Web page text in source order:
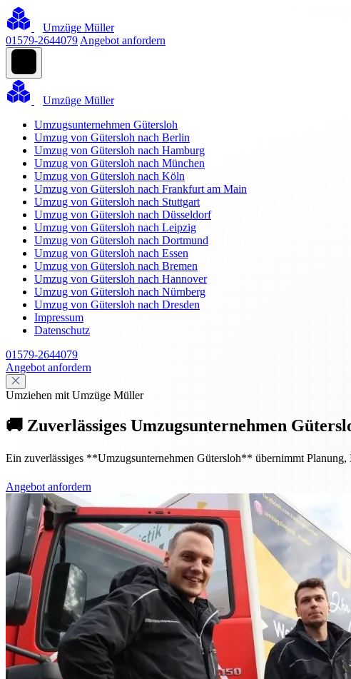
Umzüge Müller
01579-2644079 Angebot anfordern
Umzüge Müller
Umzugsunternehmen Gütersloh
Umzug von Gütersloh nach Berlin
Umzug von Gütersloh nach Hamburg
Umzug von Gütersloh nach München
Umzug von Gütersloh nach Köln
Umzug von Gütersloh nach Frankfurt am Main
Umzug von Gütersloh nach Stuttgart
Umzug von Gütersloh nach Düsseldorf
Umzug von Gütersloh nach Leipzig
Umzug von Gütersloh nach Dortmund
Umzug von Gütersloh nach Essen
Umzug von Gütersloh nach Bremen
Umzug von Gütersloh nach Hannover
Umzug von Gütersloh nach Nürnberg
Umzug von Gütersloh nach Dresden
Impressum
Datenschutz
01579-2644079
Angebot anfordern
Umziehen mit Umzüge Müller
🚚 Zuverlässiges Umzugsunternehmen
Ein zuverlässiges **Umzugsunternehmen Gütersloh** übernimmt
Angebot anfordern